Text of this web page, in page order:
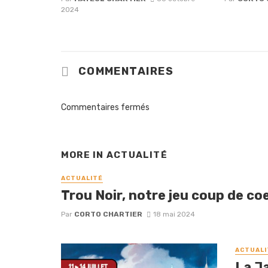
2024
COMMENTAIRES
Commentaires fermés
MORE IN ACTUALITÉ
ACTUALITÉ
Trou Noir, notre jeu coup de
Par CORTO CHARTIER 18 mai 2024